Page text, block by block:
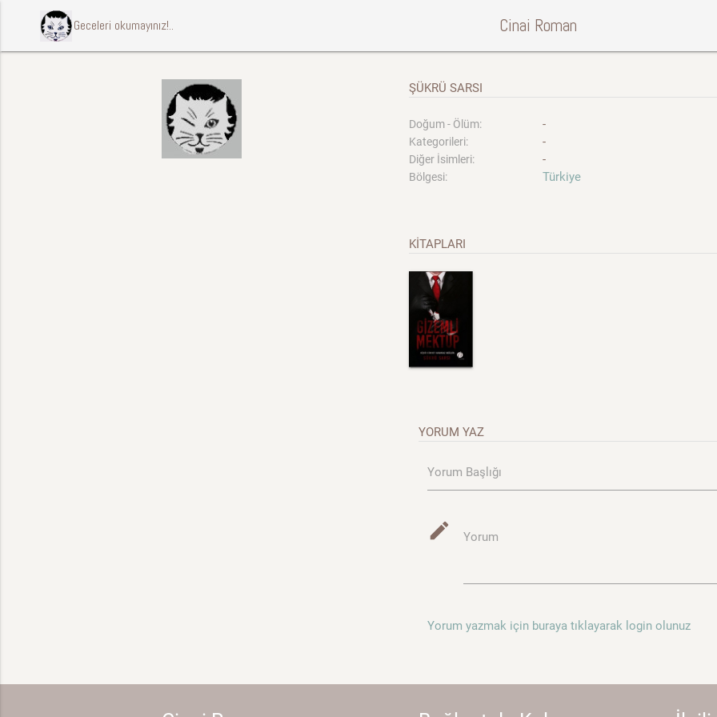
ccccci Geceleri okumayınız!.. Cinai Roman
ŞÜKRÜ SARSI
Doğum - Ölüm: -
Kategorileri: -
Diğer İsimleri: -
Bölgesi: Türkiye
KİTAPLARI
YORUM YAZ
Yorum Başlığı
mode_edit Yorum
Yorum yazmak için buraya tıklayarak login olunuz